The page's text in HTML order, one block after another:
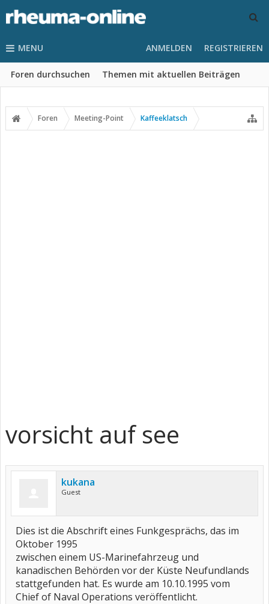
MENU
Foren durchsuchen Themen mit aktuellen Beiträgen
ANMELDEN REGISTRIEREN
Foren Meeting-Point Kaffeeklatsch
vorsicht auf see
kukana
Guest
Dies ist die Abschrift eines Funkgesprächs, das im
Oktober 1995
zwischen einem US-Marinefahrzeug und
kanadischen Behörden vor der Küste Neufundlands
stattgefunden hat. Es wurde am 10.10.1995 vom
Chief of Naval Operations veröffentlicht.